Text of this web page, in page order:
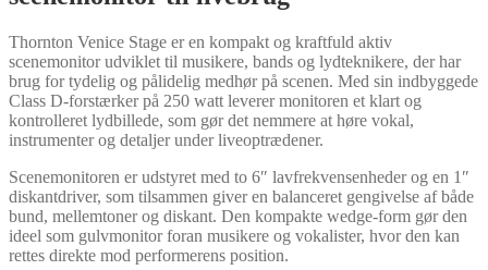
Thornton Venice Stage er en kompakt og kraftfuld aktiv
scenemonitor udviklet til musikere, bands og lydteknikere, der har
brug for tydelig og pålidelig medhør på scenen. Med sin indbyggede
Class D-forstærker på 250 watt leverer monitoren et klart og
kontrolleret lydbillede, som gør det nemmere at høre vokal,
instrumenter og detaljer under liveoptrædener.
Scenemonitoren er udstyret med to 6″ lavfrekvensenheder og en 1″
diskantdriver, som tilsammen giver en balanceret gengivelse af både
bund, mellemtoner og diskant. Den kompakte wedge-form gør den
ideel som gulvmonitor foran musikere og vokalister, hvor den kan
rettes direkte mod performerens position.